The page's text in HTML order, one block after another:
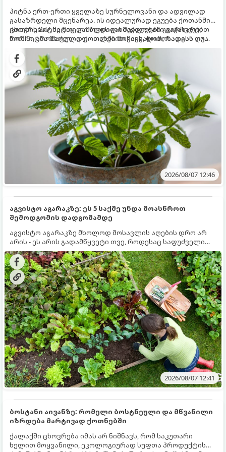
პიტნა ერთ-ერთი ყველაზე სურნელოვანი და ადვილად
გასაზრდელი მცენარეა. ის იდეალურად ეგუება ქოთანში
ცხოვრებას, მეტიც, გამოცდილი მებაღეები გვირჩევენ,
რომ პიტნა მხოლოდ ქოთანში მოვიყვანოთ, რადგან ღია
გრუნტში (ბაღში) დარგვისას ის ფესვებით ძალიან
სწრაფად ვრცელდება და სხვა მცენარეებს ავიწროებს.
ქოთნის პიტნა მთელი წლის განმავლობაში გაგახარებთ
ნორჩი, არომატული ფოთლებით ჩაის, ლიმონათისა თუ
კერძებისთვის.
2026/08/07 12:46
აგვისტო აგარაკზე: ეს 5 საქმე უნდა მოასწროთ
შემოდგომის დადგომამდე
აგვისტო აგარაკზე მხოლოდ მოსავლის აღების დრო არ
არის - ეს არის გადამწყვეტი თვე, როდესაც საფუძველი
ეყრება მომავალი წლის მოსავალს და ბაღი მზადდება
შემოდგომა-ზამთრის სეზონისთვის. იმისათვის, რომ
ნიადაგმა ენერგია აღიდგინოს, ხოლო მცენარეებმა
ზამთარს გაუძლონ, აგვისტოს ბოლომდე 5
მნიშვნელოვანი საქმის გაკეთება უნდა მოასწროთ:
2026/08/07 12:41
ბოსტანი აივანზე: რომელი ბოსტნეული და მწვანილი
იზრდება მარტივად ქოთნებში
ქალაქში ცხოვრება იმას არ ნიშნავს, რომ საკუთარი
ხელით მოყვანილი, ეკოლოგიურად სუფთა პროდუქტის